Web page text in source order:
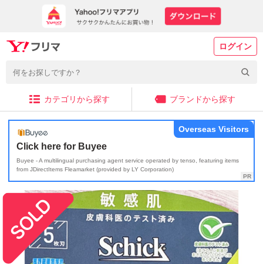
ログイン
カテゴリから探す ブランドから探す
Click here for Buyee
Buyee - A multilingual purchasing agent service operated by tenso, featuring items
from JDirectItems Fleamarket (provided by LY Corporation)
Overseas Visitors